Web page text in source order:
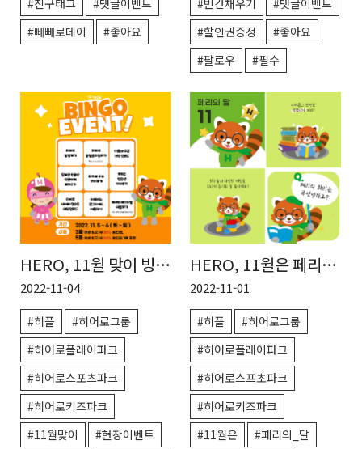
#친구태그
#댓글이벤트
#빼빼로데이
#좋아요
#빈칸채우기
#댓글이벤트
#할인권증정
#좋아요
#팔로우
#필수
HERO, 11월 맞이 빙고
이벤트! (현장 이벤트)
2022-11-04
#히플
#히어로그룹
#히어로플레이파크
#히어로스포츠파크
#히어로키즈파크
#11월맞이
#현장이벤트
HERO, 11월은 페리의
달
2022-11-01
#히플
#히어로그룹
#히어로플레이파크
#히어로스프초파크
#히어로키즈파크
#11월은
#페리의_달